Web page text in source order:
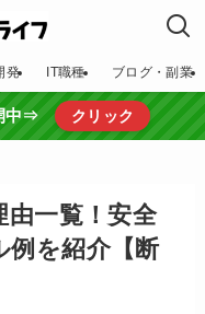
発 IT職種 ブログ・副業
中⇒ クリック
一覧！安全
例を紹介【断